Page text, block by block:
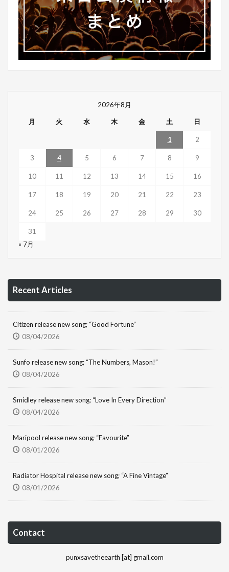
2026年8月
月 火 水 木 金 土 日
1 2
3 4 5 6 7 8 9
10 11 12 13 14 15 16
17 18 19 20 21 22 23
24 25 26 27 28 29 30
31
« 7月
Recent Articles
Citizen release new song; “Good Fortune”
08/04/2026
Sunfo release new song; “The Numbers, Mason!”
08/04/2026
Smidley release new song; “Love In Every Direction”
08/04/2026
Maripool release new song; “Favourite”
08/01/2026
Radiator Hospital release new song; “A Fine Vintage”
08/01/2026
Contact
punxsavetheearth [at] gmail.com